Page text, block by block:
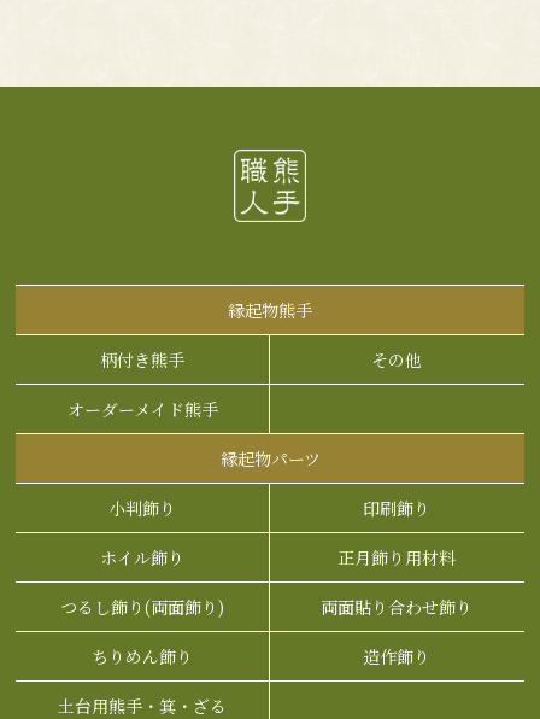
縁起物熊手
柄付き熊手 その他
オーダーメイド熊手
縁起物パーツ
小判飾り 印刷飾り
ホイル飾り 正月飾り用材料
つるし飾り(両面飾り) 両面貼り合わせ飾り
ちりめん飾り 造作飾り
土台用熊手・箕・ざる